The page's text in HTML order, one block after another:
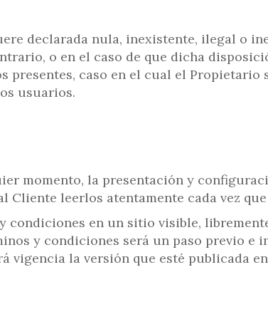
declarada nula, inexistente, ilegal o
o en el caso de que dicha
caso en el cual el Propietario
usuarios.
momento, la presentación y
leerlos atentamente cada vez
en un sitio visible,
y condiciones será un paso previo e
la versión que esté publicada